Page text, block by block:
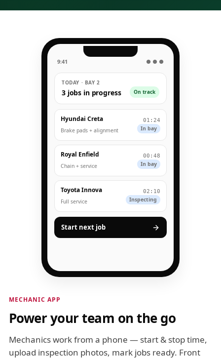
MECHANIC APP
Power your team on the go
Mechanics work from a phone — start & stop time,
upload inspection photos, mark jobs ready. Front
9:41 ● ● ●
TODAY · BAY 2
3 jobs in progress On track
Hyundai Creta
Brake pads + alignment
01:24
In bay
Royal Enfield
Chain + service
00:48
In bay
Toyota Innova
Full service
02:10
Inspecting
Start next job